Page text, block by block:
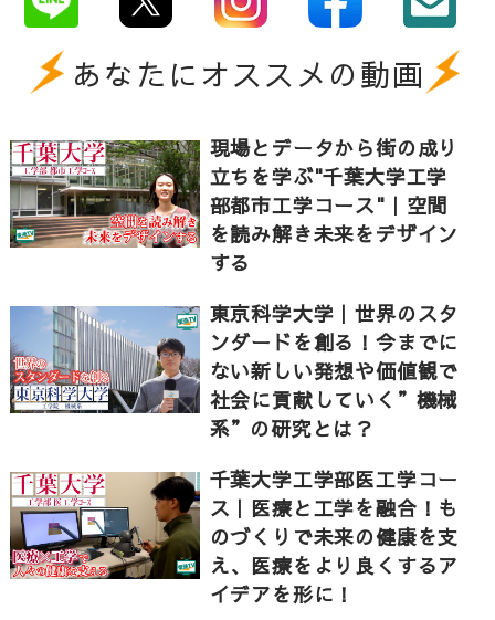
あなたにオススメの動画
現場とデータから街の成り
立ちを学ぶ"千葉大学工学
部都市工学コース"｜空間
を読み解き未来をデザイン
する
東京科学大学｜世界のスタ
ンダードを創る！今までに
ない新しい発想や価値観で
社会に貢献していく”機械
系”の研究とは？
千葉大学工学部医工学コー
ス｜医療と工学を融合！も
のづくりで未来の健康を支
え、医療をより良くするア
イデアを形に！